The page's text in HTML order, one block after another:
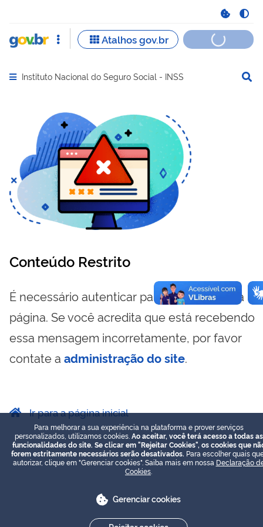
Abrir menu principal de navegação
Instituto Nacional do Seguro Social - INSS
Conteúdo Restrito
É necessário autenticar para visualizar essa
página. Se você acredita que está recebendo
essa mensagem incorretamente, por favor
contate a administração do site.
Ir para a página inicial
Para melhorar a sua experiência na plataforma e prover serviços
personalizados, utilizamos cookies. Ao aceitar, você terá acesso a todas as
funcionalidades do site. Se clicar em "Rejeitar Cookies", os cookies que
forem estritamente necessários serão desativados. Para escolher quais
autorizar, clique em "Gerenciar cookies". Saiba mais em nossa Declaração
Cookies
Gerenciar cookies